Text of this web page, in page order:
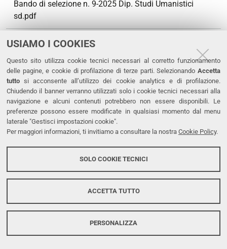
USIAMO I COOKIES
Questo sito utilizza cookie tecnici necessari al corretto funzionamento
delle pagine, e cookie di profilazione di terze parti. Selezionando Accetta
tutto si acconsente all’utilizzo dei cookie analytics e di profilazione.
Chiudendo il banner verranno utilizzati solo i cookie tecnici necessari alla
navigazione e alcuni contenuti potrebbero non essere disponibili. Le
preferenze possono essere modificate in qualsiasi momento dal menu
laterale "Gestisci impostazioni cookie".
Per maggiori informazioni, ti invitiamo a consultare la nostra Cookie Policy.
SOLO COOKIE TECNICI
ACCETTA TUTTO
PERSONALIZZA
Bando di selezione n. 9-2025 Dip. Studi Umanistici
sd.pdf
Bando di selezione n. 10-2025 del Dip. di Studi
Bando di selezione n. 11-2025 del Dip. di Studi
Umanistici sd.pdf
Bando di selezione n. 12-2025 del Dip. di Studi
Umanistici sd.pdf
Bando di selezione n. 13-2025 del Dip. di Studi